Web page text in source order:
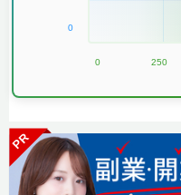
0
0 250
PR